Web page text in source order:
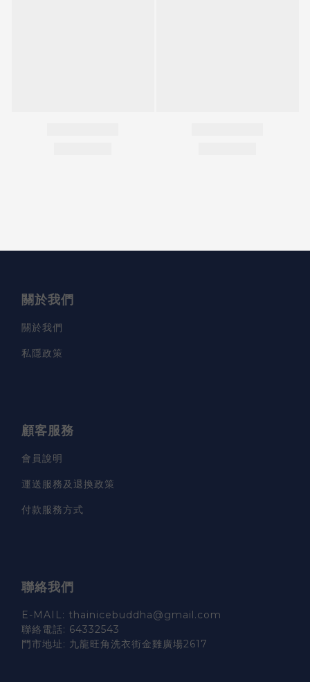
關於我們
關於我們
私隱政策
顧客服務
會員說明
運送服務及退換政策
付款服務方式
聯絡我們
E-MAIL: thainicebuddha@gmail.com
聯絡電話: 64332543
門市地址: 九龍旺角洗衣街金雞廣場2617